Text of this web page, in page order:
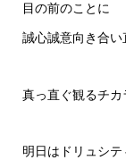
目の前のことに
誠心誠意向き合い
真っ直ぐ観るチカ
明日はドリュシ